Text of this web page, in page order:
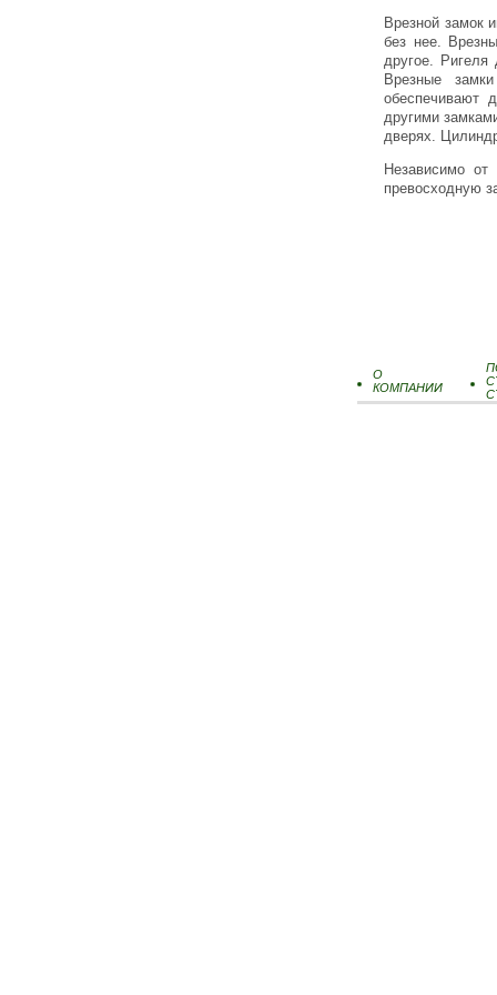
Врезной замок
без нее.
другое. Ригеля
Врезные
обеспечивают
другими
дверях.
Независимо от
превосходную
О
КОМПАНИИ